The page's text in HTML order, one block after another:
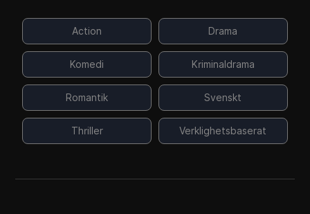
Action Drama
Komedi Kriminaldrama
Romantik Svenskt
Thriller Verklighetsbaserat